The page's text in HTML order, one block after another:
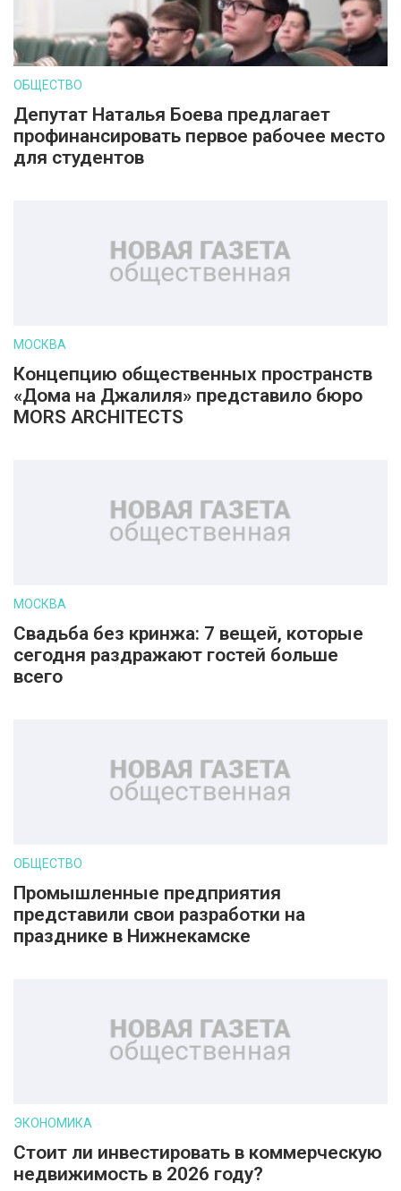
ОБЩЕСТВО
Депутат Наталья Боева предлагает
профинансировать первое рабочее место
для студентов
МОСКВА
Концепцию общественных пространств
«Дома на Джалиля» представило бюро
MORS ARCHITECTS
МОСКВА
Свадьба без кринжа: 7 вещей, которые
сегодня раздражают гостей больше
всего
ОБЩЕСТВО
Промышленные предприятия
представили свои разработки на
празднике в Нижнекамске
ЭКОНОМИКА
Стоит ли инвестировать в коммерческую
недвижимость в 2026 году?